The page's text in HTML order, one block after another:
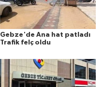
Gebze'de Ana hat patladı
Trafik felç oldu